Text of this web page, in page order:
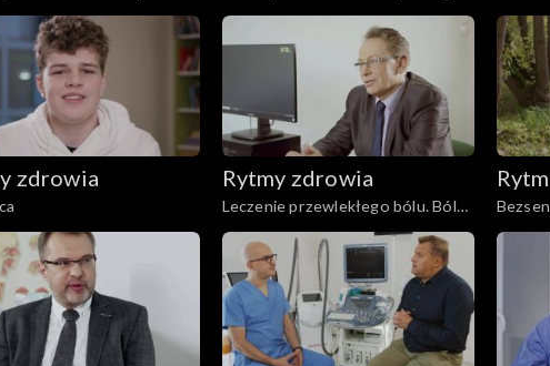
nerwów krzyżowych
zdrowia Rytmy zdrowia
Leczenie przewlekłego bólu. Bóle
krzyżowe